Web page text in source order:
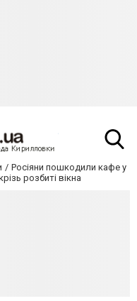
Росіяни пошкодили кафе у
розбиті вікна